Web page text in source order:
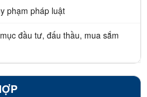
phạm pháp luật
đầu tư, đấu thầu, mua sắm